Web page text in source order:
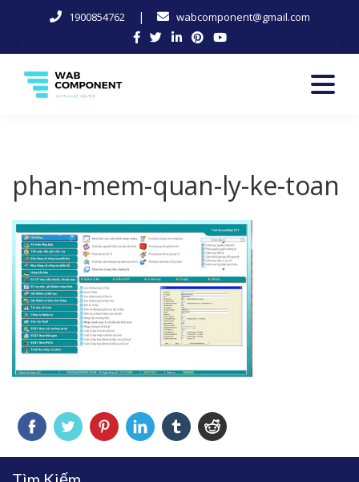
1900854762 | wabcomponent@gmail.com
content
phan-mem-quan-ly-ke-toan